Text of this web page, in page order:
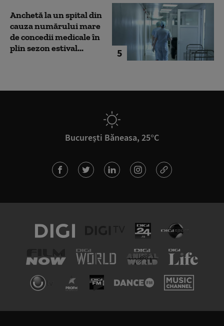
5
Anchetă la un spital din
cauza numărului mare
de concedii medicale în
plin sezon estival...
București Băneasa, 25°C